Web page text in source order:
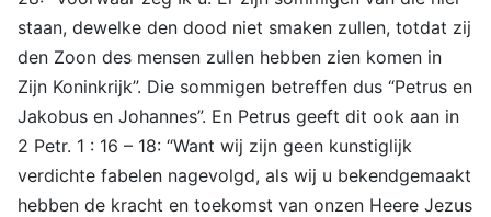
staan, dewelke den dood niet smaken zullen, totdat zij
den Zoon des mensen zullen hebben zien komen in
Zijn Koninkrijk”. Die sommigen betreffen dus “Petrus en
Jakobus en Johannes”. En Petrus geeft dit ook aan in
2 Petr. 1 : 16 – 18: “Want wij zijn geen kunstiglijk
verdichte fabelen nagevolgd, als wij u bekendgemaakt
hebben de kracht en toekomst van onzen Heere Jezus